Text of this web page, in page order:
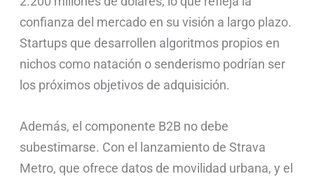
confianza del mercado en su visión a largo plazo.
Startups que desarrollen algoritmos propios en
nichos como natación o senderismo podrían ser
los próximos objetivos de adquisición.
Además, el componente B2B no debe
subestimarse. Con el lanzamiento de Strava
Metro, que ofrece datos de movilidad urbana, y el